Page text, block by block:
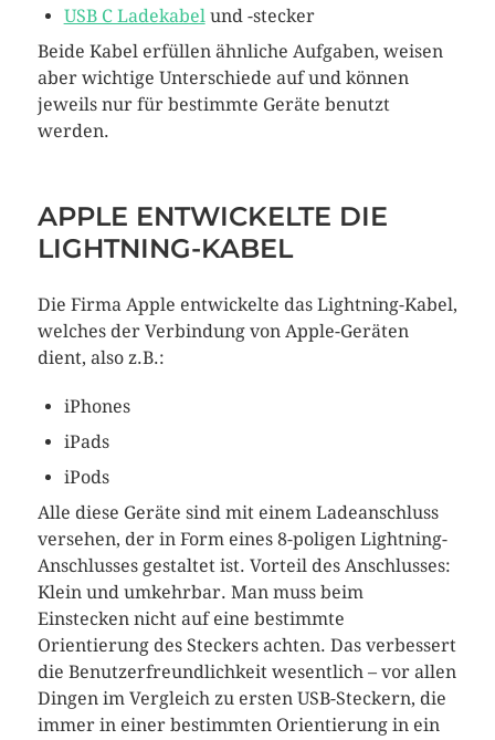
USB C Ladekabelund -stecker
Beide Kabel erfüllen ähnliche Aufgaben, weisen
aber wichtige Unterschiede auf und können
jeweils nur für bestimmte Geräte benutzt
werden.
APPLE ENTWICKELTE DIE
LIGHTNING-KABEL
Die Firma Apple entwickelte das Lightning-Kabel,
welches der Verbindung von Apple-Geräten
dient, also z.B.:
iPhones
iPads
iPods
Alle diese Geräte sind mit einem Ladeanschluss
versehen, der in Form eines 8-poligen Lightning-
Anschlusses gestaltet ist. Vorteil des Anschlusses:
Klein und umkehrbar. Man muss beim
Einstecken nicht auf eine bestimmte
Orientierung des Steckers achten. Das verbessert
die Benutzerfreundlichkeit wesentlich – vor allen
Dingen im Vergleich zu ersten USB-Steckern, die
immer in einer bestimmten Orientierung in ein